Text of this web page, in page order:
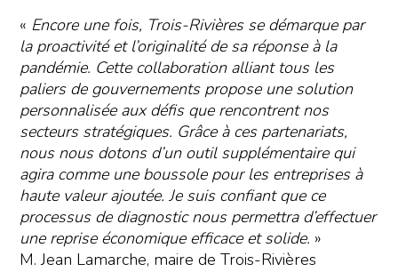
« Encore une fois, Trois-Rivières se démarque par
la proactivité et l’originalité de sa réponse à la
pandémie. Cette collaboration alliant tous les
paliers de gouvernements propose une solution
personnalisée aux défis que rencontrent nos
secteurs stratégiques. Grâce à ces partenariats,
nous nous dotons d’un outil supplémentaire qui
agira comme une boussole pour les entreprises à
haute valeur ajoutée. Je suis confiant que ce
processus de diagnostic nous permettra d’effectuer
une reprise économique efficace et solide. »
M. Jean Lamarche, maire de Trois-Rivières